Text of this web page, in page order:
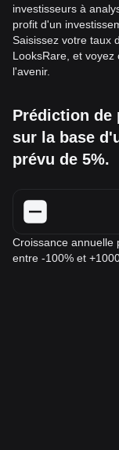
investisseurs à
profit d'un
Saisissez votre taux
LooksRare, et
l'avenir.
Prédiction de
sur la base
prévu de 5%.
Croissance annuelle
entre -100% et